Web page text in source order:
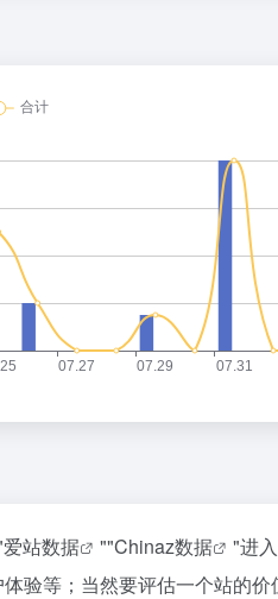
爱站数据 ""Chinaz数据
"进
验等；当然要评估一个站的